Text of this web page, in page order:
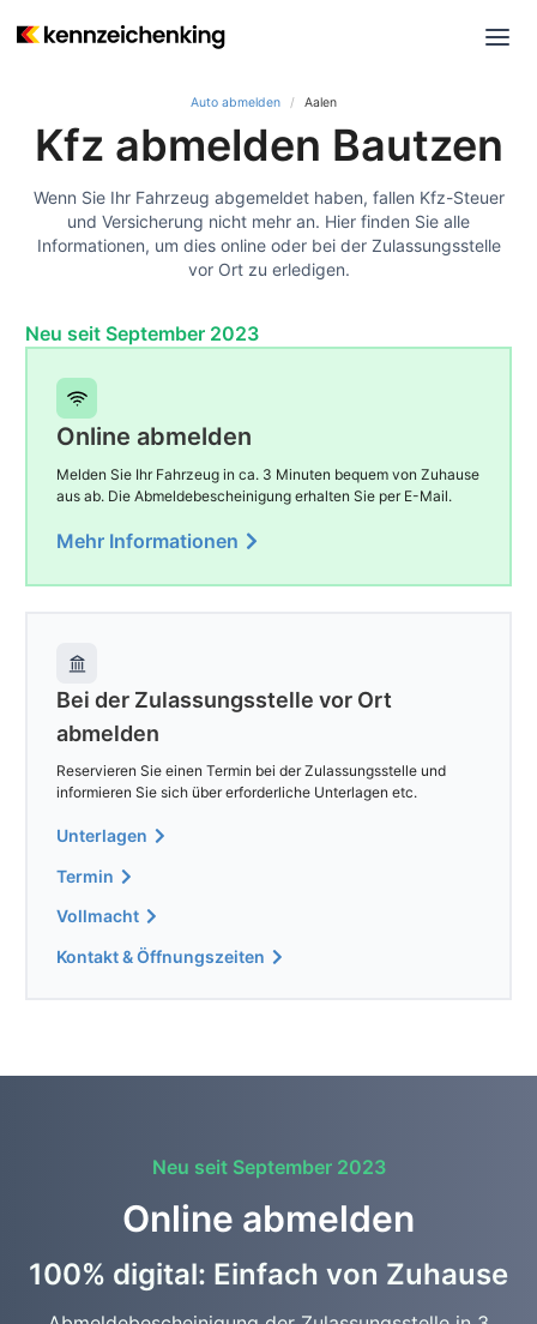
Auto abmelden Aalen
Kfz abmelden Bautzen
Wenn Sie Ihr Fahrzeug abgemeldet haben, fallen Kfz-Steuer
und Versicherung nicht mehr an. Hier finden Sie alle
Informationen, um dies online oder bei der Zulassungsstelle
vor Ort zu erledigen.
Neu seit September 2023
Online abmelden
Melden Sie Ihr Fahrzeug in ca. 3 Minuten bequem von Zuhause
aus ab. Die Abmeldebescheinigung erhalten Sie per E-Mail.
Mehr Informationen
Bei der Zulassungsstelle vor Ort
abmelden
Reservieren Sie einen Termin bei der Zulassungsstelle und
informieren Sie sich über erforderliche Unterlagen etc.
Unterlagen
Termin
Vollmacht
Kontakt & Öffnungszeiten
Neu seit September 2023
Online abmelden
100% digital: Einfach von Zuhause